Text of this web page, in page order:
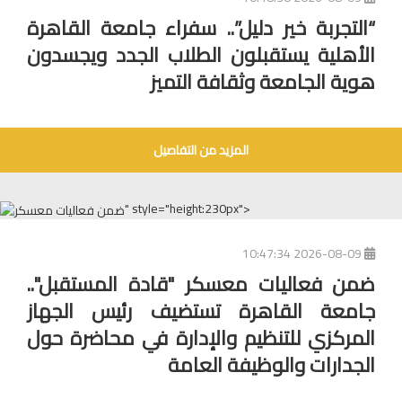
“التجربة خير دليل”.. سفراء جامعة القاهرة
الأهلية يستقبلون الطلاب الجدد ويجسدون
هوية الجامعة وثقافة التميز
المزيد من التفاصيل
" style="height:230px">
ضمن فعاليات معسكر "قادة المستقبل"..
جامعة القاهرة تستضيف رئيس الجهاز
المركزي للتنظيم والإدارة في محاضرة حول
الجدارات والوظيفة العامة